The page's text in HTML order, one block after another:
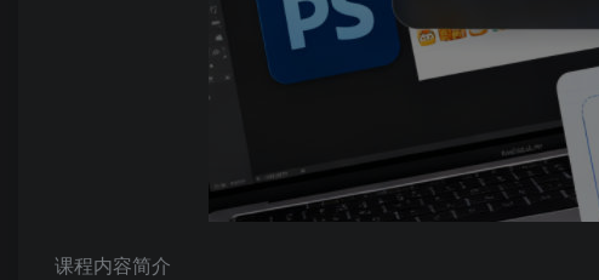
课程内容简介